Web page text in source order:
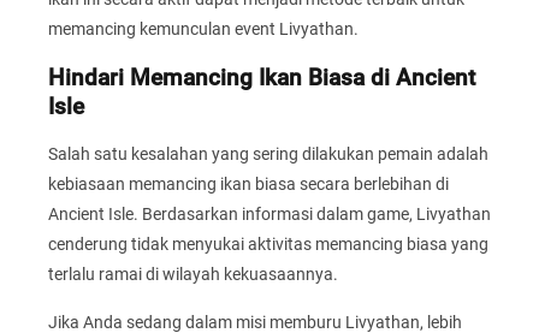
memancing kemunculan event Livyathan.
Hindari Memancing Ikan Biasa di Ancient
Isle
Salah satu kesalahan yang sering dilakukan pemain adalah
kebiasaan memancing ikan biasa secara berlebihan di
Ancient Isle. Berdasarkan informasi dalam game, Livyathan
cenderung tidak menyukai aktivitas memancing biasa yang
terlalu ramai di wilayah kekuasaannya.
Jika Anda sedang dalam misi memburu Livyathan, lebih